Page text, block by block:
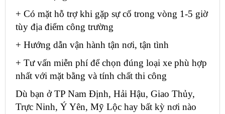
+ Có mặt hỗ trợ khi gặp sự cố trong vòng 1-5 giờ
tùy địa điểm công trường
+ Hướng dẫn vận hành tận nơi, tận tình
+ Tư vấn miễn phí để chọn đúng loại xe phù hợp
nhất với mặt bằng và tính chất thi công
Dù bạn ở TP Nam Định, Hải Hậu, Giao Thủy,
Trực Ninh, Ý Yên, Mỹ Lộc hay bất kỳ nơi nào